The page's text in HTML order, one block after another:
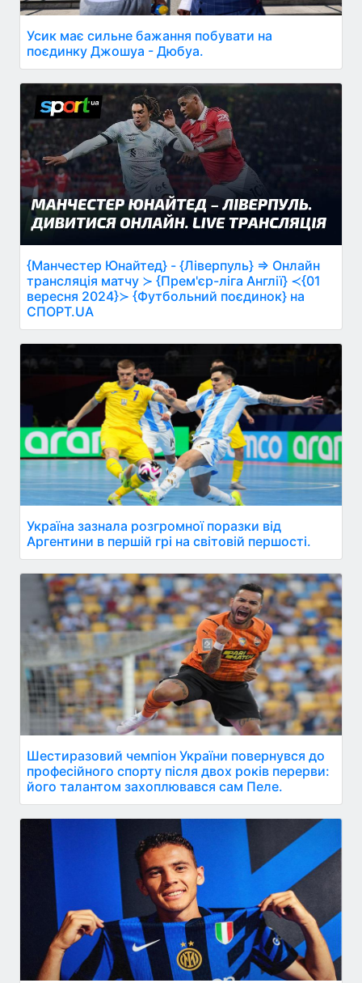
Усик має сильне бажання побувати на
поєдинку Джошуа - Дюбуа.
{Манчестер Юнайтед} - {Ліверпуль} ⇒ Онлайн
трансляція матчу ≻ {Прем'єр-ліга Англії} ≺{01
вересня 2024}≻ {Футбольний поєдинок} на
СПОРТ.UA
Україна зазнала розгромної поразки від
Аргентини в першій грі на світовій першості.
Шестиразовий чемпіон України повернувся до
професійного спорту після двох років перерви:
його талантом захоплювався сам Пеле.